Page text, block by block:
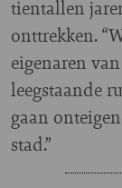
tientallen
onttrekken.
eigenaren
leegstaande
gaan
stad.”